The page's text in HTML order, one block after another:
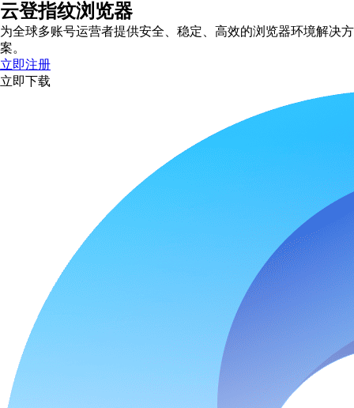
云登指纹浏览器
为全球多账号运营者提供安全、稳定、高效的浏览器环境解决方
案。
立即注册
立即下载